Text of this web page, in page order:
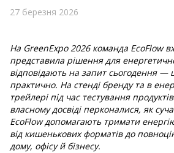
27 березня 2026
На GreenExpo 2026 команда EcoFlow
представила рішення для
відповідають на запит сьогодення —
практично. На стенді бренду та в
трейлері під час тестування
власному досвіді перконалися, як
EcoFlow допомагають тримати
від кишенькових форматів до
дому, офісу й бізнесу.